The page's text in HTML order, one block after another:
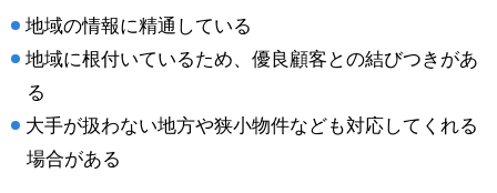
地域の情報に精通している
地域に根付いているため、優良顧客との結びつきがあ
る
大手が扱わない地方や狭小物件なども対応してくれる
場合がある